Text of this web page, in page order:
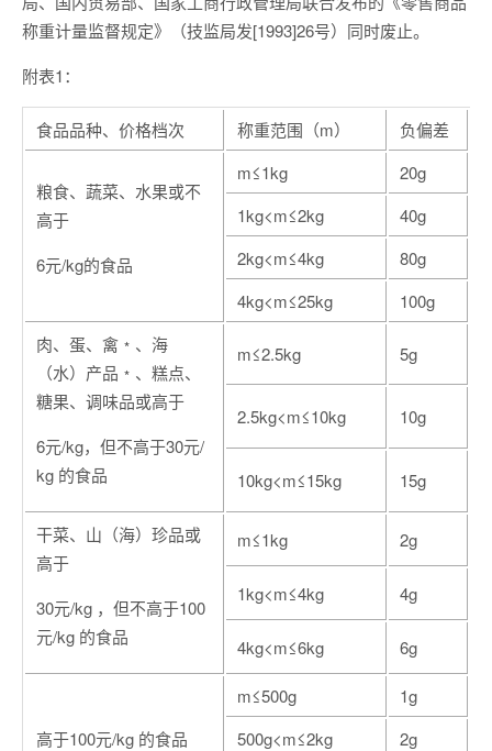
称重计量监督规定》（技监局发[1993]26号）同时废止。
附表1：
食品品种、价格档次 称重范围（m） 负偏差
粮食、蔬菜、水果或不
高于
6元/kg的食品
m≤1kg
20g
1kg<m≤2kg
40g
2kg<m≤4kg
80g
4kg<m≤25kg
100g
肉、蛋、禽﹡、海
（水）产品﹡、糕点、
糖果、调味品或高于
6元/kg，但不高于30元/
kg 的食品
m≤2.5kg 5g
2.5kg<m≤10kg 10g
10kg<m≤15kg 15g
干菜、山（海）珍品或
高于
30元/kg ，但不高于100
元/kg 的食品
m≤1kg 2g
1kg<m≤4kg 4g
4kg<m≤6kg 6g
高于100元/kg 的食品
m≤500g
1g
500g<m≤2kg
2g